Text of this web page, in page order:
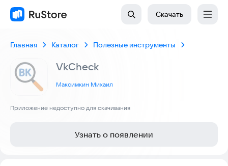
Скачать
Главная Каталог Полезные инструменты
VkCheck
Максимкин Михаил
Приложение недоступно для скачивания
Узнать о появлении